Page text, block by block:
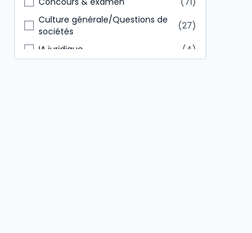
Culture générale/Questions de
sociétés
27
IA juridique
4